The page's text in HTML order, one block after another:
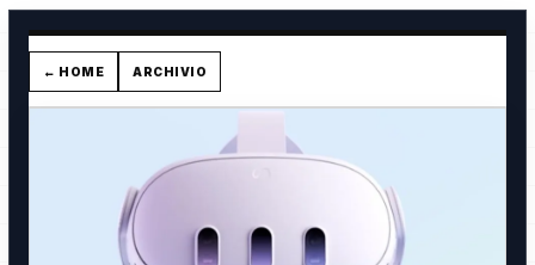
← HOME ARCHIVIO